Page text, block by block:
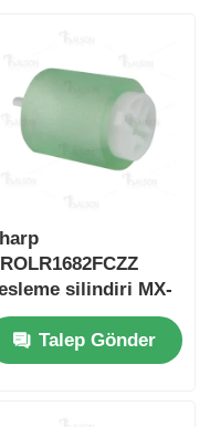
silindiri MX-
M850/M950
Talep Gönder